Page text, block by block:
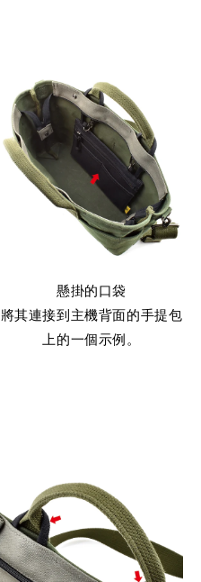
懸掛的口袋
將其連接到主機背面的手提包
上的一個示例。